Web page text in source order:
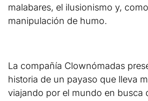
malabares, el ilusionismo y,
manipulación de humo.
La compañía Clownómadas
historia de un payaso que lleva
viajando por el mundo en busca